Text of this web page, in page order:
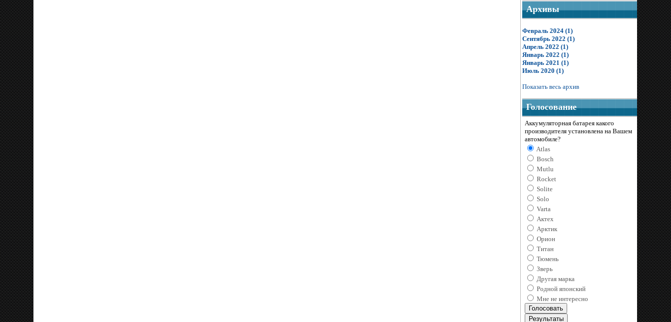
Архивы
Февраль 2024 (1)
Сентябрь 2022 (1)
Апрель 2022 (1)
Январь 2022 (1)
Январь 2021 (1)
Июль 2020 (1)
Показать весь архив
Голосование
Аккумуляторная батарея какого
производителя установлена на Вашем
автомобиле?
Atlas
Bosch
Mutlu
Rocket
Solite
Solo
Varta
Актех
Арктик
Орион
Титан
Тюмень
Зверь
Другая марка
Родной японский
Мне не интересно